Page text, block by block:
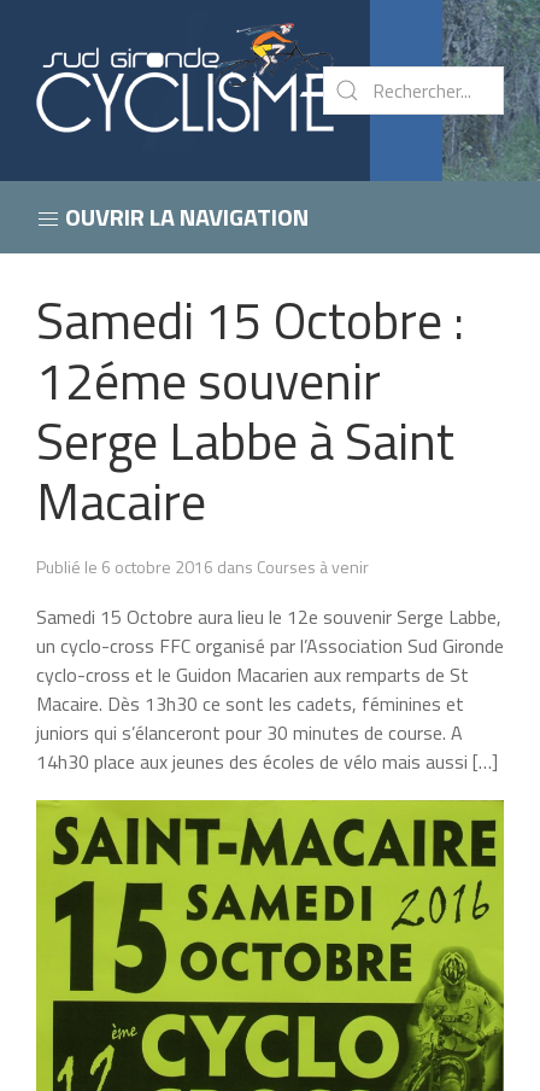
OUVRIR LA NAVIGATION
Samedi 15 Octobre :
12éme souvenir
Serge Labbe à Saint
Macaire
Publié le 6 octobre 2016 dans Courses à venir
Samedi 15 Octobre aura lieu le 12e souvenir Serge Labbe,
un cyclo-cross FFC organisé par l’Association Sud Gironde
cyclo-cross et le Guidon Macarien aux remparts de St
Macaire. Dès 13h30 ce sont les cadets, féminines et
juniors qui s’élanceront pour 30 minutes de course. A
14h30 place aux jeunes des écoles de vélo mais aussi […]